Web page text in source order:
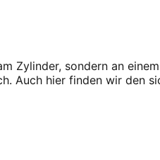
Zylinder, sondern an
Auch hier finden wir den